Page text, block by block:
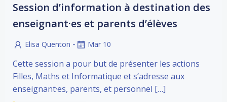
Session d’information à destination des
enseignant·es et parents d’élèves
Elisa Quenton - Mar 10
Cette session a pour but de présenter les actions
Filles, Maths et Informatique et s’adresse aux
enseignant·es, parents, et personnel […]